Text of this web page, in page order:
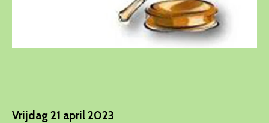
Vrijdag 21 april 2023